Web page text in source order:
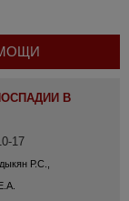
В
17
Р.С.,